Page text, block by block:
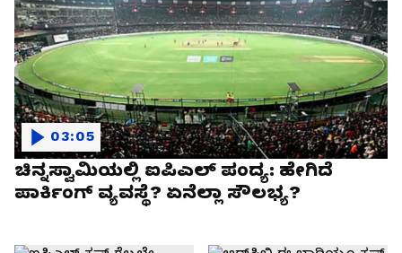
ಚಿನ್ನಸ್ವಾಮಿಯಲ್ಲಿ ಐಪಿಎಲ್‌ ಪಂದ್ಯ: ಹೇಗಿದೆ
ಪಾರ್ಕಿಂಗ್ ವ್ಯವಸ್ಥೆ? ಏನೆಲ್ಲಾ ಸೌಲಭ್ಯ?
03:05